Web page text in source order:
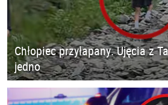
Chłopiec przyłapany. Ujęcia z
jedno